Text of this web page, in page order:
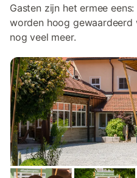
Gasten zijn het ermee
worden hoog gewaardeerd
nog veel meer.